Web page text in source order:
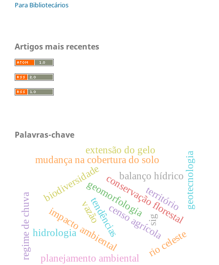
Para Bibliotecários
Artigos mais recentes
Palavras-chave
conservação florestal
impacto ambientalcenso agrícola
biodiversidade
mudança na cobertura do solo
rio celeste
tendências
vazão
balanço hídrico
geomorfologia
hidrologia
planejamento ambiental
regime de chuva
extensão do gelo
território geotecnologia
sig